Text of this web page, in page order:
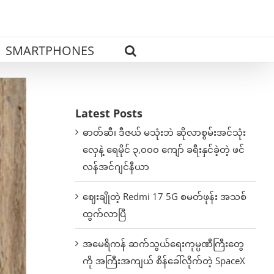
SMARTPHONES
Latest Posts
ဓာတ်ဆီ၊ ဒီဇယ် မသုံးဘဲ ဆိုလာစွမ်းအင်သုံး
လှေနဲ့ ရေမိုင် ၃,၀၀၀ ကျော် ခရီးနှင်ခဲ့တဲ့ ဖင်
လန်အင်ဂျင်နီယာ
ဈေးချိုတဲ့ Redmi 17 5G စမတ်ဖုန်း အသစ်
ထွက်လာပြီ
အမေရိကန် ဆက်သွယ်ရေးကုမ္ပဏီကြီးတွေ
ကို အကြီးအကျယ် စိန်ခေါ်လိုက်တဲ့ SpaceX